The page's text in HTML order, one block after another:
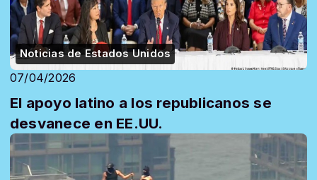
Noticias de Estados Unidos
07/04/2026
El apoyo latino a los republicanos se
desvanece en EE.UU.